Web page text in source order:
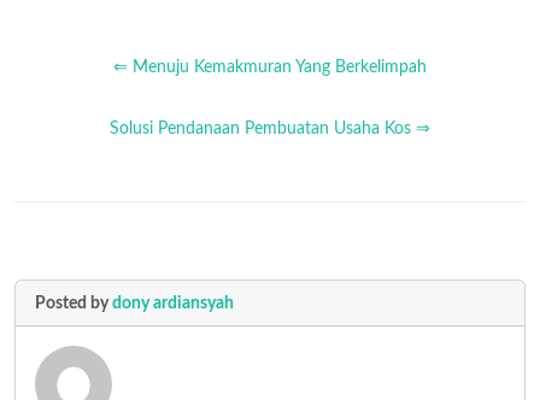
⇐ Menuju Kemakmuran Yang Berkelimpah
Solusi Pendanaan Pembuatan Usaha Kos ⇒
Posted bydony ardiansyah